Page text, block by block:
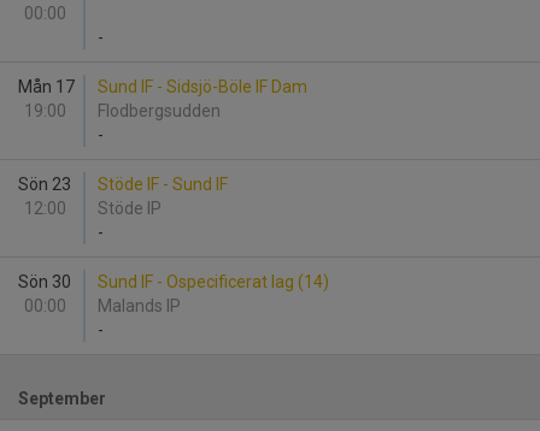
00:00
-
Mån 17
19:00
Sund IF - Sidsjö-Böle IF Dam
Flodbergsudden
-
Sön 23
12:00
Stöde IF - Sund IF
Stöde IP
-
Sön 30
00:00
Sund IF - Ospecificerat lag (14)
Malands IP
-
September